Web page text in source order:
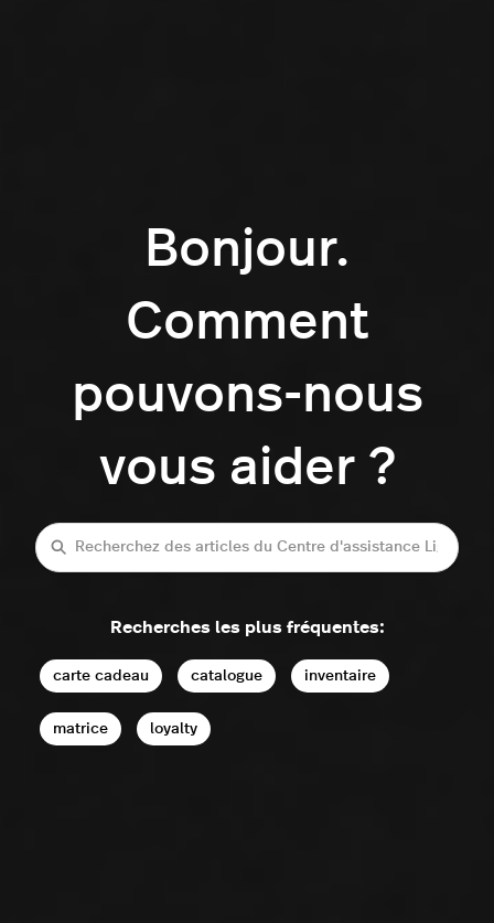
Bonjour.
Comment
pouvons-nous
vous aider ?
Recherche
Recherches les plus fréquentes:
carte cadeau catalogue inventaire
matrice loyalty